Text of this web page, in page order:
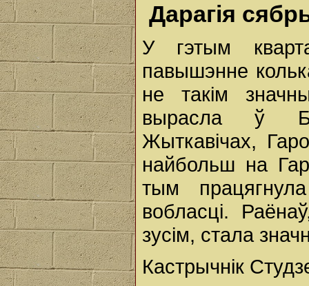
Дарагія
У гэтым
павышэнне
не такім
вырасла ў
Жыткавічах,
найбольш на
тым
вобласці.
зусім, стала
Кастрычнік